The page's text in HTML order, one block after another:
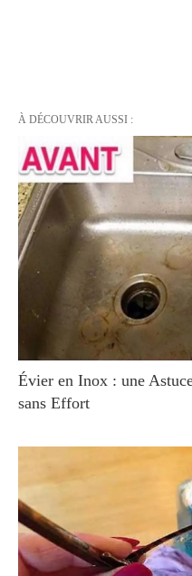
À DÉCOUVRIR AUSSI :
Évier en Inox : une
sans Effort